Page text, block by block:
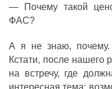
— Почему такой
ФАС?
А я не знаю, почему.
Кстати, после нашего
на встречу, где
интересная тема: